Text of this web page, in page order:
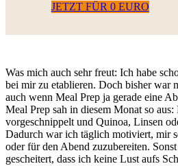
JETZT FÜR 0 EURO
Was mich auch sehr freut: Ich habe
bei mir zu etablieren. Doch bisher war
auch wenn Meal Prep ja gerade eine
Meal Prep sah in diesem Monat so aus:
vorgeschnippelt und Quinoa, Linsen
Dadurch war ich täglich motiviert, mir
oder für den Abend zuzubereiten.
gescheitert, dass ich keine Lust aufs